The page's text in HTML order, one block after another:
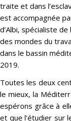
traite et dans
est accompagnée
d’Albi, spécialiste
des mondes du
dans le bassin
2019.
Toutes les deux
le mieux, la
espérons grâce à
et que l’étudier sur